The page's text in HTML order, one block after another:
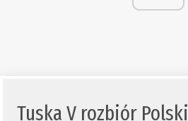
Tuska V rozbiór Polski